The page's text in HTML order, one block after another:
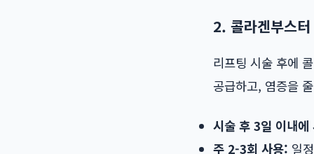
2. 콜라겐부스
리프팅 시술 후에
공급하고, 염증을
시술 후 3일 이내에
주 2-3회 사용: 일